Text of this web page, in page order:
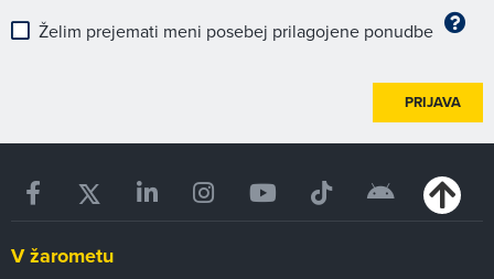
Želim prejemati meni posebej prilagojene ponudbe
PRIJAVA
V žarometu